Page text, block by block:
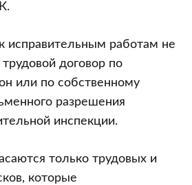
исправительным работам не
договор по
или по собственному
разрешения
инспекции.
только трудовых и
которые